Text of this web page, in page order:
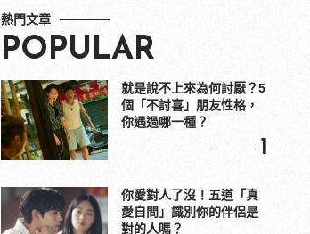
熱門文章
POPULAR
就是說不上來為何討厭？5
個「不討喜」朋友性格，
你遇過哪一種？
1
你愛對人了沒！五道「真
愛自問」識別你的伴侶是
對的人嗎？